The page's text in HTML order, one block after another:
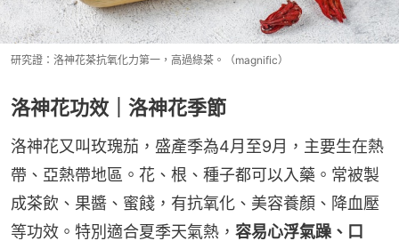
研究證：洛神花茶抗氧化力第一，高過綠茶。（magnific）
洛神花功效｜洛神花季節
洛神花又叫玫瑰茄，盛產季為4月至9月，主要生在熱
帶、亞熱帶地區。花、根、種子都可以入藥。常被製
成茶飲、果醬、蜜餞，有抗氧化、美容養顏、降血壓
等功效。特別適合夏季天氣熱， 容易心浮氣躁、口